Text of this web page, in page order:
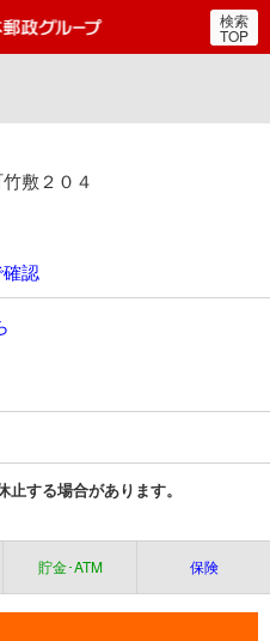
郵便局・日本郵政グルー
検索
TOP
敷２０４
認
する場合があります。
貯金･ATM 保険